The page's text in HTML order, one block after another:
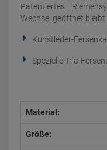
Patentiertes
Wechsel geöffnet bleibt
Kunstleder-
Spezielle Tria-
Material:
Größe: